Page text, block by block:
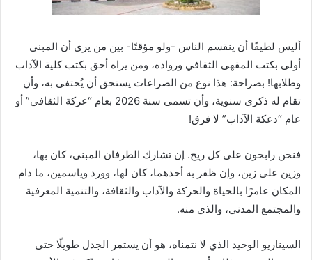
أليس لطيفًا أن ينقسم الناس -ولو مؤقتًا- بين من يرى أن المبنى
أولى بكتب المقهى الثقافي ورواده، ومن يراه أحق بكتب كلية الآداب
وطلابها! بصراحة: هذا نوع من الصراعات يستحق أن يُحتفى به، وأن
تقام له ذكرى سنوية، وأن تسمى سنة 2026 بعام “عركة الثقافي” أو
عام “دعكة الآداب” لا فرق!
فنحن رابحون على كل ريح. إن تشارك الطرفان المبنى، كان بها،
وزين على زين، وإن ظفر به أحدهما، كان لها، وورد وياسمين، ما دام
المكان عامرًا بالحياة والحركة والآداب والثقافة، والتنمية المعرفية
والمجتمع المدني، والذي منه.
السيناريو الوحيد الذي لا نتمناه، هو أن يستمر الجدل طويلًا حتى